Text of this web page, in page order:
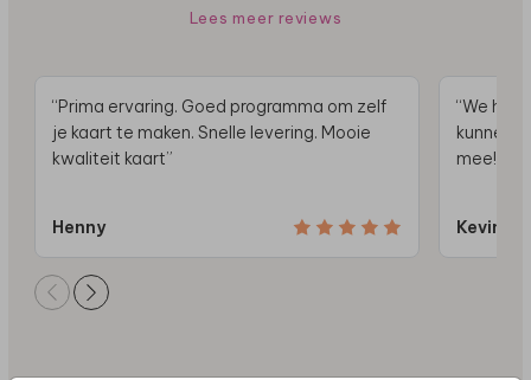
Lees meer reviews
“Prima ervaring. Goed programma om zelf
je kaart te maken. Snelle levering. Mooie
kwaliteit kaart”
Henny
“We
kunnen
mee!”
Kevin